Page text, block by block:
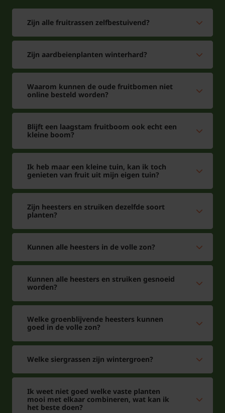
Zijn alle fruitrassen zelfbestuivend?
Zijn aardbeienplanten winterhard?
Waarom kunnen de oude fruitbomen niet
online besteld worden?
Blijft een laagstam fruitboom ook echt een
kleine boom?
Ik heb maar een kleine tuin, kan ik toch
genieten van fruit uit mijn eigen tuin?
Zijn heesters en struiken dezelfde soort
planten?
Kunnen alle heesters in de volle zon?
Kunnen alle heesters en struiken gesnoeid
worden?
Welke groenblijvende heesters kunnen
goed in de volle zon?
Welke siergrassen zijn wintergroen?
Ik weet niet goed welke vaste planten
mooi met elkaar combineren, wat kan ik
het beste doen?